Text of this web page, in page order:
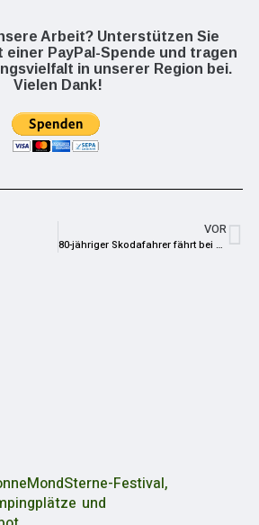
Arbeit? Unterstützen Sie
einer PayPal-Spende und tragen
in unserer Region bei.
Vielen Dank!
VOR
80-jähriger Skodafahrer fährt bei Saalburg gegen Leitplanke
Festival,
und